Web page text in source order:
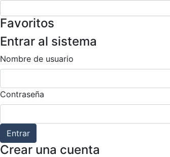
Favoritos
Entrar al sistema
Nombre de usuario
Contraseña
Entrar
Crear una cuenta